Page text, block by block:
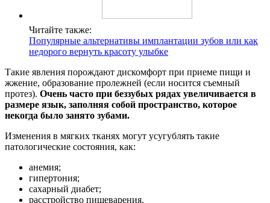
Читайте также:
Популярные альтернативы имплантации зубов или как
недорого вернуть красоту улыбке
Такие явления порождают дискомфорт при приеме пищи и
жжение, образование пролежней (если носится съемный
протез). Очень часто при беззубых рядах увеличивается в
размере язык, заполняя собой пространство, которое
некогда было занято зубами.
Изменения в мягких тканях могут усугублять такие
патологические состояния, как:
анемия;
гипертония;
сахарный диабет;
расстройство пищеварения.